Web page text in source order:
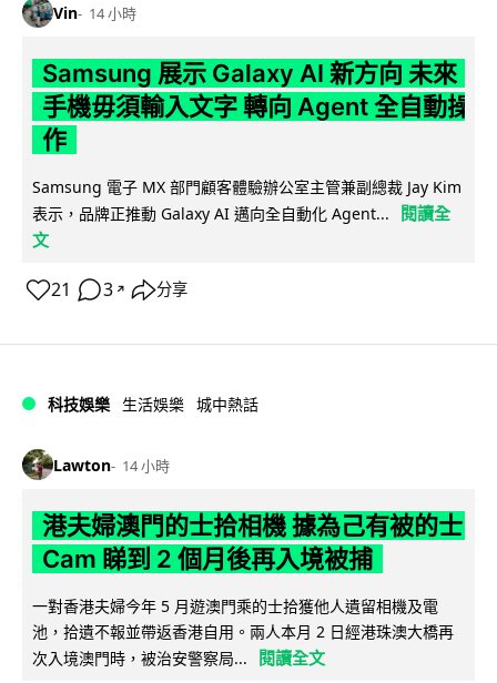
Vin 14 小時
Samsung 展示 Galaxy AI 新方向 未來
手機毋須輸入文字 轉向 Agent 全自動操
作
Samsung 電子 MX 部門顧客體驗辦公室主管兼副總裁 Jay Kim
表示，品牌正推動 Galaxy AI 邁向全自動化 Agent...
閱讀全
文
21 3 ↗ 分享
科技娛樂 生活娛樂 城中熱話
Lawton 14 小時
港夫婦澳門的士拾相機 據為己有被的士
Cam 睇到 2 個月後再入境被捕
一對香港夫婦今年 5 月遊澳門乘的士拾獲他人遺留相機及電
池，拾遺不報並帶返香港自用。兩人本月 2 日經港珠澳大橋再
次入境澳門時，被治安警察局...
閱讀全文